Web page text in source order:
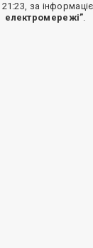
за
електромережі”.